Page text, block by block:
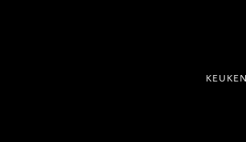
KEUKEN